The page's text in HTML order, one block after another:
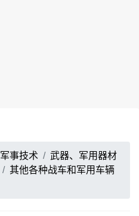
军事技术
武器、军用器材
其他各种战车和军用车辆